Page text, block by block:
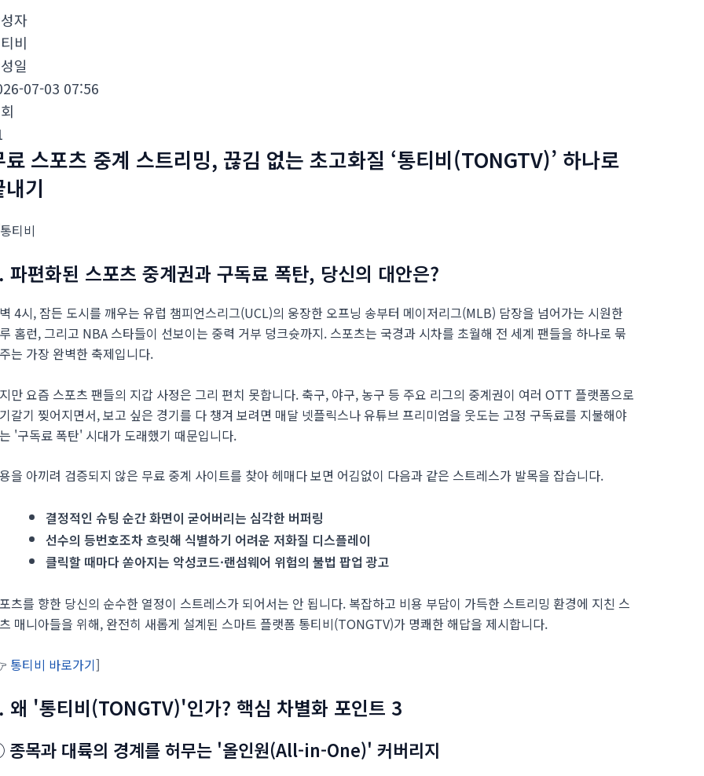
자
비
일
07-03 07:56
료 스포츠 중계 스트리밍, 끊김 없는 초고화질 ‘통티비(TONGTV)’ 하나로
내기
파편화된 스포츠 중계권과 구독료 폭탄, 당신의 대안은?
4시, 잠든 도시를 깨우는 유럽 챔피언스리그(UCL)의 웅장한 오프닝 송부터 메이저리그(MLB) 담장을 넘어가는 시원한
홈런, 그리고 NBA 스타들이 선보이는 중력 거부 덩크슛까지. 스포츠는 국경과 시차를 초월해 전 세계 팬들을 하나로 묶
는 가장 완벽한 축제입니다.
만 요즘 스포츠 팬들의 지갑 사정은 그리 편치 못합니다. 축구, 야구, 농구 등 주요 리그의 중계권이 여러 OTT 플랫폼으로
갈기 찢어지면서, 보고 싶은 경기를 다 챙겨 보려면 매달 넷플릭스나 유튜브 프리미엄을 웃도는 고정 구독료를 지불해야
'구독료 폭탄' 시대가 도래했기 때문입니다.
을 아끼려 검증되지 않은 무료 중계 사이트를 찾아 헤매다 보면 어김없이 다음과 같은 스트레스가 발목을 잡습니다.
결정적인 슈팅 순간 화면이 굳어버리는 심각한 버퍼링
선수의 등번호조차 흐릿해 식별하기 어려운 저화질 디스플레이
클릭할 때마다 쏟아지는 악성코드·랜섬웨어 위험의 불법 팝업 광고
츠를 향한 당신의 순수한 열정이 스트레스가 되어서는 안 됩니다. 복잡하고 비용 부담이 가득한 스트리밍 환경에 지친 스
매니아들을 위해, 완전히 새롭게 설계된 스마트 플랫폼 통티비(TONGTV)가 명쾌한 해답을 제시합니다.
통티비 바로가기]
왜 '통티비(TONGTV)'인가? 핵심 차별화 포인트 3
목과 대륙의 경계를 허무는 '올인원(All-in-One)' 커버리지